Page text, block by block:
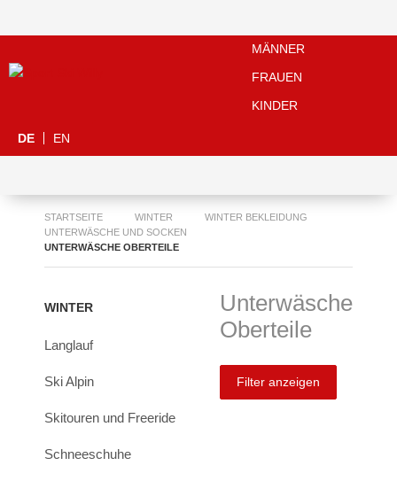
MÄNNER
FRAUEN
KINDER
DE EN
STARTSEITE WINTER
WINTER BEKLEIDUNG
UNTERWÄSCHE UND SOCKEN
UNTERWÄSCHE OBERTEILE
WINTER
Langlauf
Ski Alpin
Skitouren und Freeride
Schneeschuhe
Unterwäsche
Oberteile
Filter anzeigen